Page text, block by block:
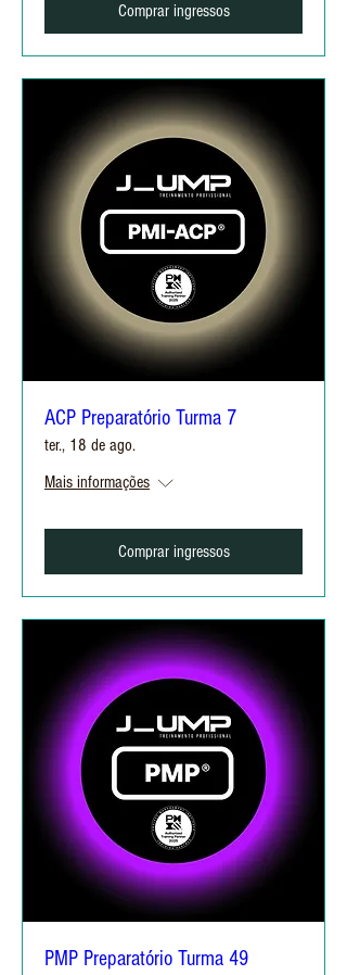
Comprar ingressos
ACP Preparatório Turma 7
ter., 18 de ago.
Mais informações
Comprar ingressos
PMP Preparatório Turma 49